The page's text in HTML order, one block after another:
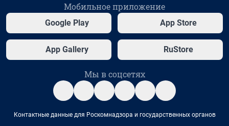
Мобильное приложение
Google Play App Store
App Gallery RuStore
Мы в соцсетях
Контактные данные для Роскомнадзора и государственных органов